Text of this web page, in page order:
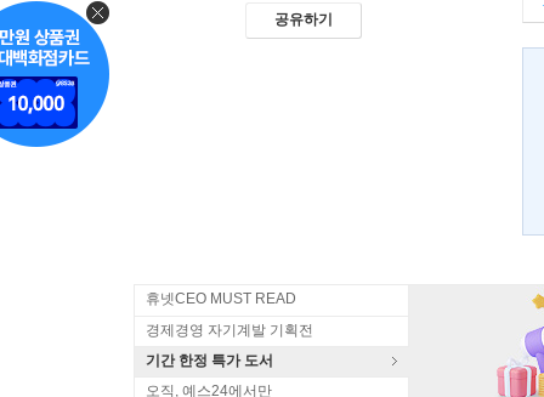
공유하기
휴넷CEO MUST READ
경제경영 자기계발 기획전
기간 한정 특가 도서
오직, 예스24에서만